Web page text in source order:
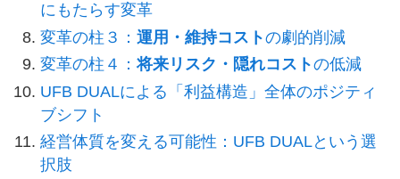
にもたらす変革
変革の柱３： 運用・維持コストの劇的削減
変革の柱４： 将来リスク・隠れコストの低減
UFB DUALによる「利益構造」全体のポジティ
ブシフト
経営体質を変える可能性：UFB DUALという選
択肢